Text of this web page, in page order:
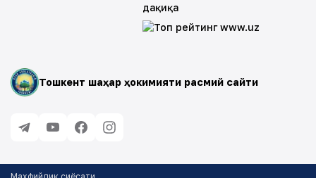
Тошкент шаҳар ҳокимияти расмий сайти
дақиқа